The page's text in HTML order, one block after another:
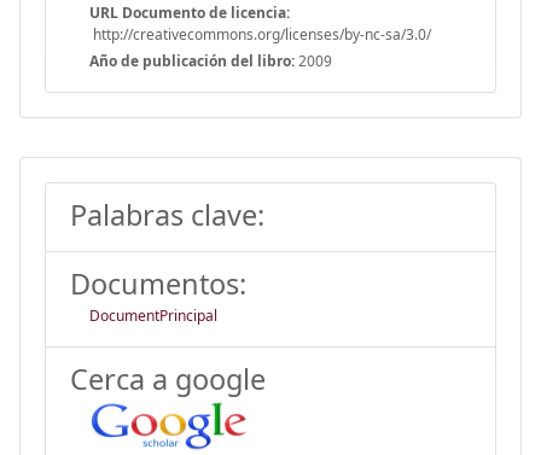
URL Documento de licencia:
http://creativecommons.org/licenses/by-nc-sa/3.0/
Año de publicación del libro:2009
Palabras clave:
Documentos:
DocumentPrincipal
Cerca a google